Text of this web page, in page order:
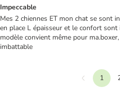
Impeccable
Mes 2 chiennes ET mon chat se sont
en place L épaisseur et le confort
modèle convient même pour
imbattable
Précédent
1